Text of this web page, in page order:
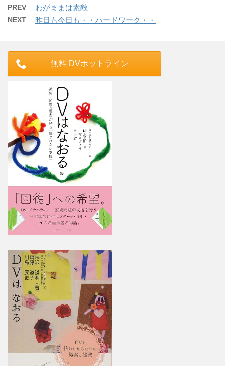
PREV わがままは素敵
NEXT 昨日も今日も・・ハードワーク・・
無料 DVホットライン